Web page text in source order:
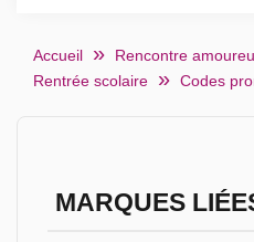
Accueil Rencontre
Rentrée scolaire
Codes
MARQUES